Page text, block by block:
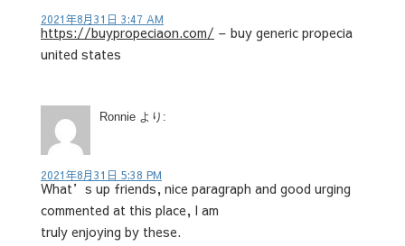
2021年8月31日 3:47 AM
https://buypropeciaon.com/ – buy generic propecia
united states
Ronnie より:
2021年8月31日 5:38 PM
What’s up friends, nice paragraph and good urging
commented at this place, I am
truly enjoying by these.